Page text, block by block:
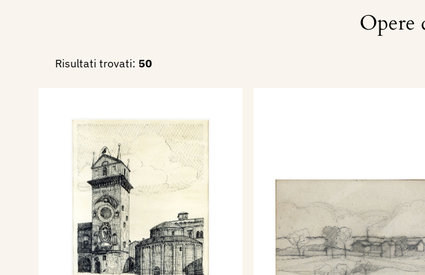
Opere
Risultati trovati: 50